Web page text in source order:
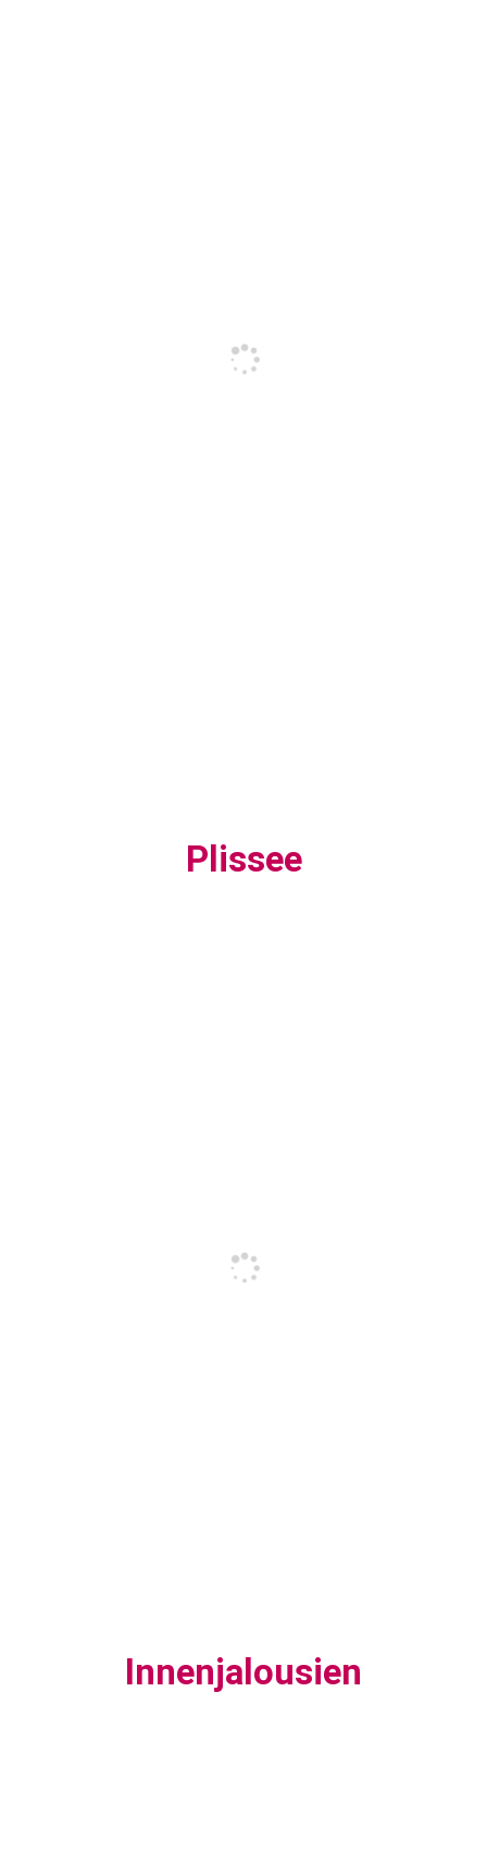
Plissee
Innenjalousien